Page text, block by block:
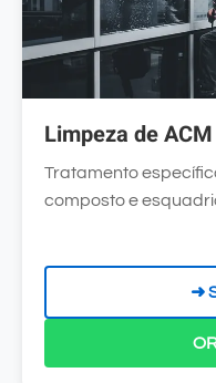
Limpeza de
Tratamento
composto e
➜